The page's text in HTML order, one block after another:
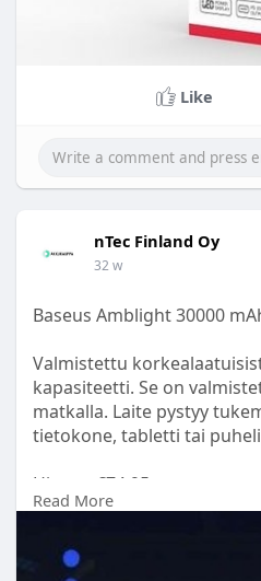
Like
nTec Finland Oy
32 w
Baseus Amblight 30000
Valmistettu
kapasiteetti. Se on
matkalla. Laite pystyy
tietokone, tabletti tai
Hinta :- €74,95
Read More